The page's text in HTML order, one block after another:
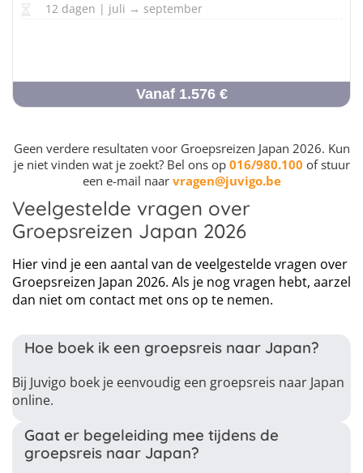
12 dagen | juli → september
Vanaf 1.576 €
Geen verdere resultaten voor Groepsreizen Japan 2026. Kun
je niet vinden wat je zoekt? Bel ons op 016/980.100 of stuur
een e-mail naar vragen@juvigo.be
Veelgestelde vragen over
Groepsreizen Japan 2026
Hier vind je een aantal van de veelgestelde vragen over
Groepsreizen Japan 2026. Als je nog vragen hebt, aarzel
dan niet om contact met ons op te nemen.
Hoe boek ik een groepsreis naar Japan?
Bij Juvigo boek je eenvoudig een groepsreis naar Japan
online.
Gaat er begeleiding mee tijdens de
groepsreis naar Japan?